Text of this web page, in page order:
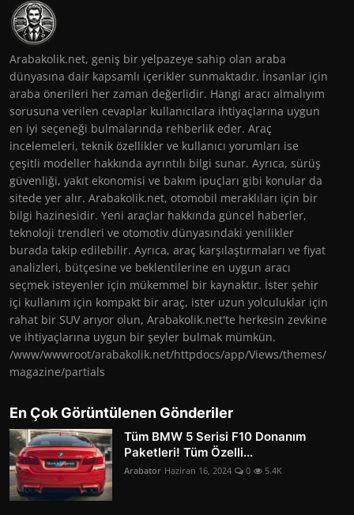
Arabakolik.net, geniş bir yelpazeye sahip olan araba
dünyasına dair kapsamlı içerikler sunmaktadır. İnsanlar için
araba önerileri her zaman değerlidir. Hangi aracı almalıyım
sorusuna verilen cevaplar kullanıcılara ihtiyaçlarına uygun
en iyi seçeneği bulmalarında rehberlik eder. Araç
incelemeleri, teknik özellikler ve kullanıcı yorumları ise
çeşitli modeller hakkında ayrıntılı bilgi sunar. Ayrıca, sürüş
güvenliği, yakıt ekonomisi ve bakım ipuçları gibi konular da
sitede yer alır. Arabakolik.net, otomobil meraklıları için bir
bilgi hazinesidir. Yeni araçlar hakkında güncel haberler,
teknoloji trendleri ve otomotiv dünyasındaki yenilikler
burada takip edilebilir. Ayrıca, araç karşılaştırmaları ve fiyat
analizleri, bütçesine ve beklentilerine en uygun aracı
seçmek isteyenler için mükemmel bir kaynaktır. İster şehir
içi kullanım için kompakt bir araç, ister uzun yolculuklar için
rahat bir SUV arıyor olun, Arabakolik.net'te herkesin zevkine
ve ihtiyaçlarına uygun bir şeyler bulmak mümkün.
/www/wwwroot/arabakolik.net/httpdocs/app/Views/themes/
magazine/partials
En Çok Görüntülenen Gönderiler
Tüm BMW 5 Serisi F10 Donanım
Paketleri! Tüm Özelli...
Arabator Haziran 16, 2024 0 5.4K